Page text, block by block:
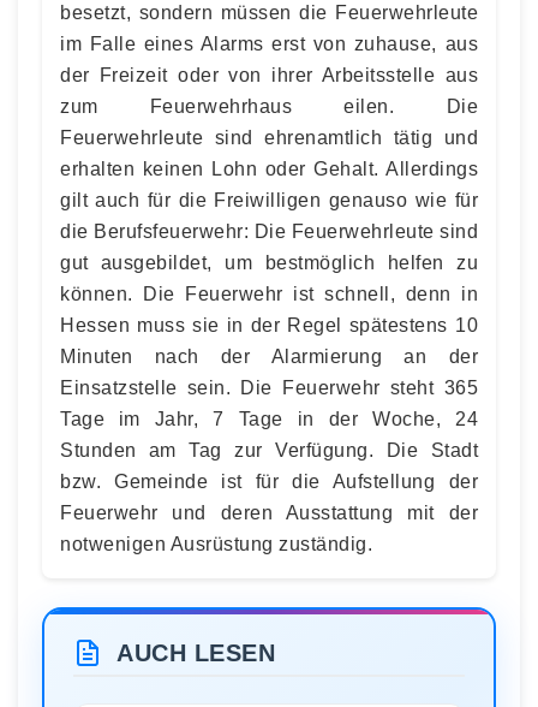
besetzt, sondern müssen die Feuerwehrleute
im Falle eines Alarms erst von zuhause, aus
der Freizeit oder von ihrer Arbeitsstelle aus
zum Feuerwehrhaus eilen. Die
Feuerwehrleute sind ehrenamtlich tätig und
erhalten keinen Lohn oder Gehalt. Allerdings
gilt auch für die Freiwilligen genauso wie für
die Berufsfeuerwehr: Die Feuerwehrleute sind
gut ausgebildet, um bestmöglich helfen zu
können. Die Feuerwehr ist schnell, denn in
Hessen muss sie in der Regel spätestens 10
Minuten nach der Alarmierung an der
Einsatzstelle sein. Die Feuerwehr steht 365
Tage im Jahr, 7 Tage in der Woche, 24
Stunden am Tag zur Verfügung. Die Stadt
bzw. Gemeinde ist für die Aufstellung der
Feuerwehr und deren Ausstattung mit der
notwenigen Ausrüstung zuständig.
AUCH LESEN